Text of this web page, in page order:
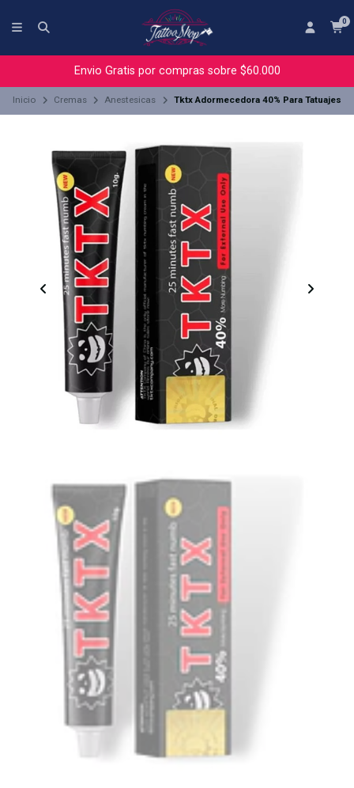
0
Envio Gratis por compras sobre $60.000
Inicio Cremas Anestesicas Tktx Adormecedora 40% Para Tatuajes